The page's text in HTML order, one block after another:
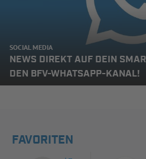
SOCIAL MEDIA
NEWS DIREKT AUF DEIN
DEN BFV-WHATSAPP-KANAL!
FAVORITEN